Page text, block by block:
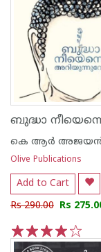
കെ ആര്‍
Olive Publications
Add to Cart
Rs 290.00 Rs
5
4
3
2
1